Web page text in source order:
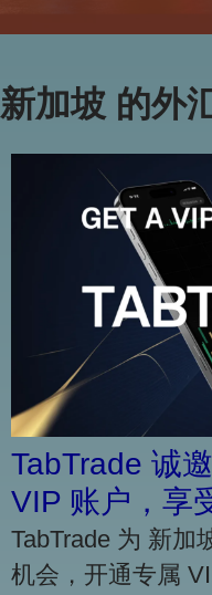
新加坡 的外
TabTrade 诚
VIP 账户，享
TabTrade 为 新加
机会，开通专属